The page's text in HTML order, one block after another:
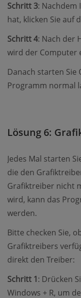
Schritt 3: Nachdem
hat, klicken Sie auf
Schritt 4: Nach der
wird der Computer
Danach starten Sie
Programm normal
Lösung 6:
Jedes Mal starten
die den
Grafiktreiber nicht
wird, kann das
werden.
Bitte checken Sie,
Grafiktreibers
direkt den Treiber:
Schritt 1: Drücken
Windows + R, um